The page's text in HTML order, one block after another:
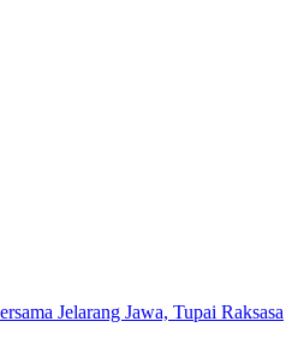
Jelarang Jawa, Tupai Raksasa